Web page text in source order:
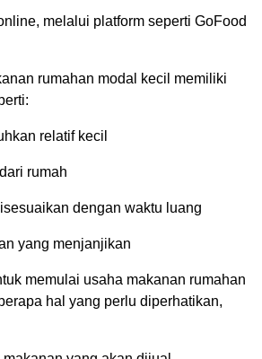
melalui platform seperti GoFood
rumahan modal kecil memiliki
relatif kecil
rumah
dengan waktu luang
yang menjanjikan
memulai usaha makanan rumahan
hal yang perlu diperhatikan,